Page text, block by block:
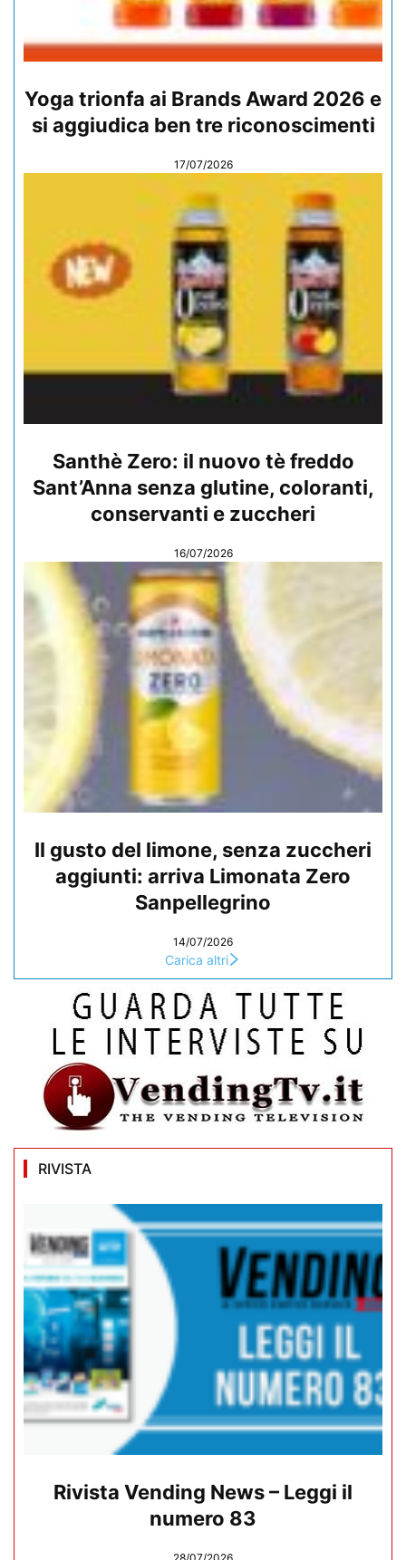
Yoga trionfa ai Brands Award 2026 e
si aggiudica ben tre riconoscimenti
17/07/2026
Santhè Zero: il nuovo tè freddo
Sant’Anna senza glutine, coloranti,
conservanti e zuccheri
16/07/2026
Il gusto del limone, senza zuccheri
aggiunti: arriva Limonata Zero
Sanpellegrino
14/07/2026
Carica altri
RIVISTA
Rivista Vending News – Leggi il
numero 83